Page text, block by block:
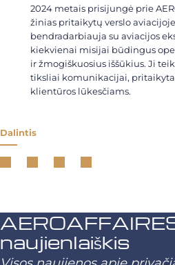
2024 metais prisijungė prie
žinias pritaikytų verslo
bendradarbiauja su aviacijos
kiekvienai misijai būdingus
ir žmogiškuosius iššūkius. Ji
tiksliai komunikacijai,
klientūros lūkesčiams.
Dalintis
naujienlaiškis